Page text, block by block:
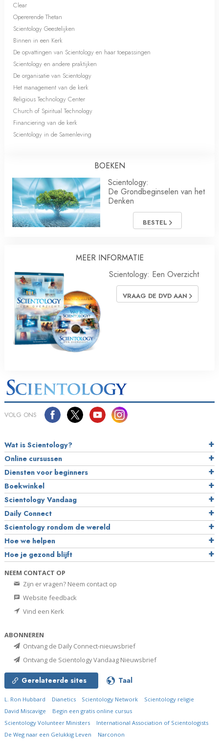
Clear
Opererende Thetan
Scientology Geestelijken
Binnen in een Kerk
De opvattingen van Scientology en haar toepassingen
Scientology en andere praktijken
De organisatie van Scientology
Het management van de kerk
Religious Technology Center
Church of Spiritual Technology
Financiering van de kerk
Scientology in de Samenleving
BOEKEN
Scientology:
De Grondbeginselen van het
Denken
BESTEL
MEER INFORMATIE
Scientology: Een Overzicht
VRAAG DE DVD AAN
VOLG ONS
Wat is Scientology?
Online cursussen
Diensten voor beginners
Boekwinkel
Scientology Vandaag
Daily Connect
Scientology rondom de wereld
Hoe we helpen
Hoe je gezond blijft
NEEM CONTACT OP
Zijn er vragen? Neem contact op
Website feedback
Vind een Kerk
ABONNEREN
Ontvang de Daily Connect-nieuwsbrief
Ontvang de Scientology Vandaag Nieuwsbrief
Gerelateerde sites Taal
L. Ron Hubbard Dianetics Scientology Network
Scientology religie
David Miscavige
Begin een gratis online cursus
Scientology Volunteer Ministers
International Association of Scientologists
De Weg naar een Gelukkig Leven
Narconon